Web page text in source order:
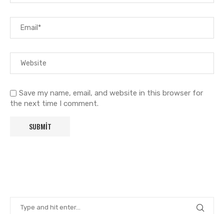
Save my name, email, and website in this browser for
the next time I comment.